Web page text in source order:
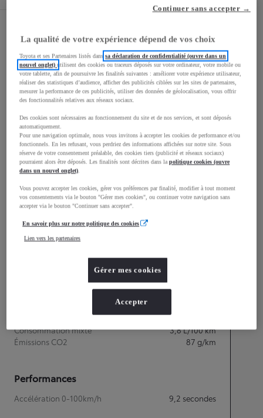
Portes
5
Places
4
3 776 mm
Hauteur
1 525
mm
Consommation mixte 3,8L/100 km
Émissions CO2
87 g/km
Performances
Accélération 0-100km/h 9,2 secondes
La qualité de votre expérience dépend de vos choix
Toyota et ses Partenaires listés danssa déclaration de confidentialité (ouvre dans un
nouvel onglet)utilisent des cookies ou traceurs déposés sur votre ordinateur, votre mobile ou
votre tablette, afin de poursuivre les finalités suivantes : améliorer votre expérience utilisateur,
réaliser des statistiques d’audience, afficher des publicités ciblées sur les sites de partenaires,
mesurer la performance de ces publicités, utiliser des données de géolocalisation, vous offrir
des fonctionnalités relatives aux réseaux sociaux.
Des cookies sont nécessaires au fonctionnement du site et de nos services, et sont déposés
automatiquement.
Pour une navigation optimale, nous vous invitons à accepter les cookies de performance et/ou
fonctionnels. En les refusant, vous perdriez des informations affichées sur notre site. Sous
réserve de votre consentement préalable, des cookies tiers (publicité et réseaux sociaux)
pourraient alors être déposés. Les finalités sont décrites dans lapolitique cookies (ouvre
dans un nouvel onglet).
Vous pouvez accepter les cookies, gérer vos préférences par finalité, modifier à tout moment
vos consentements via le bouton "Gérer mes cookies", ou continuer votre navigation sans
accepter via le bouton "Continuer sans accepter".
En savoir plus sur notre politique des cookies
Lien vers les partenaires
Gérer mes cookies
Continuer sans accepter →
Accepter